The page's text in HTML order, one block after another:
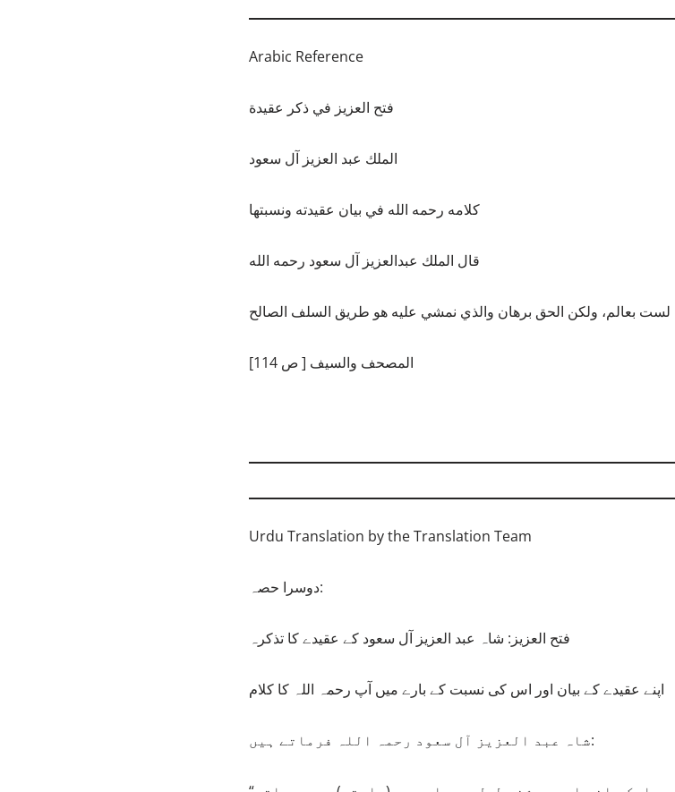
Arabic Reference
فتح العزيز في ذكر عقيدة
الملك عبد العزيز آل سعود
كلامه رحمه الله في بيان عقيدته ونسبتها
قال الملك عبدالعزيز آل سعود رحمه الله
المصحف والسيف [ ص 114]
Urdu Translation by the Translation Team
دوسرا حصہ:
فتح العزیز: شاہ عبد العزیز آل سعود کے عقیدے کا تذکرہ
اپنے عقیدے کے بیان اور اس کی نسبت کے بارے میں آپ رحمہ اللہ کا کلام
شاہ عبد العزیز آل سعود رحمہ اللہ فرماتے ہیں: